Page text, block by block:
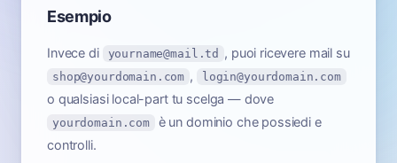
Esempio
Invece di yourname@mail.td , puoi ricevere mail su
shop@yourdomain.com , login@yourdomain.com
o qualsiasi local-part tu scelga — dove
yourdomain.com
è un dominio che possiedi e
controlli.